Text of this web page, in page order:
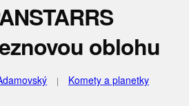
oblohu
Komety a planetky